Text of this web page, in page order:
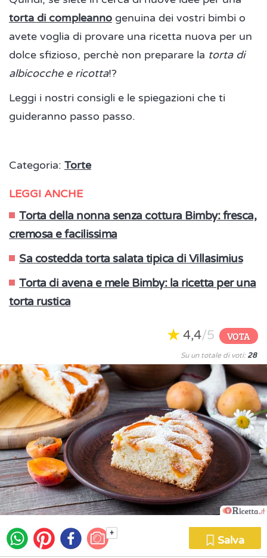
torta di compleanno genuina dei vostri bimbi o
avete voglia di provare una ricetta nuova per un
dolce sfizioso, perchè non preparare la torta di
albicocche e ricotta!?
Leggi i nostri consigli e le spiegazioni che ti
guideranno passo passo.
Categoria: Torte
LEGGI ANCHE
Torta della nonna senza cottura Bimby: fresca,
cremosa e facilissima
Sa costedda torta salata tipica di Villasimius
Torta di avena e mele Bimby: la ricetta per una
torta rustica
4,4/5 VOTA
Su un totale di voti: 28
+
Salva